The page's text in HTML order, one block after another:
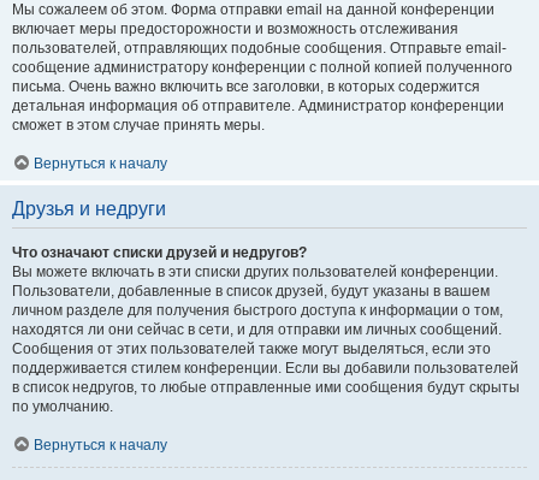
Мы сожалеем об этом. Форма отправки email на данной конференции
включает меры предосторожности и возможность отслеживания
пользователей, отправляющих подобные сообщения. Отправьте email-
сообщение администратору конференции с полной копией полученного
письма. Очень важно включить все заголовки, в которых содержится
детальная информация об отправителе. Администратор конференции
сможет в этом случае принять меры.
Вернуться к началу
Друзья и недруги
Что означают списки друзей и недругов?
Вы можете включать в эти списки других пользователей конференции.
Пользователи, добавленные в список друзей, будут указаны в вашем
личном разделе для получения быстрого доступа к информации о том,
находятся ли они сейчас в сети, и для отправки им личных сообщений.
Сообщения от этих пользователей также могут выделяться, если это
поддерживается стилем конференции. Если вы добавили пользователей
в список недругов, то любые отправленные ими сообщения будут скрыты
по умолчанию.
Вернуться к началу